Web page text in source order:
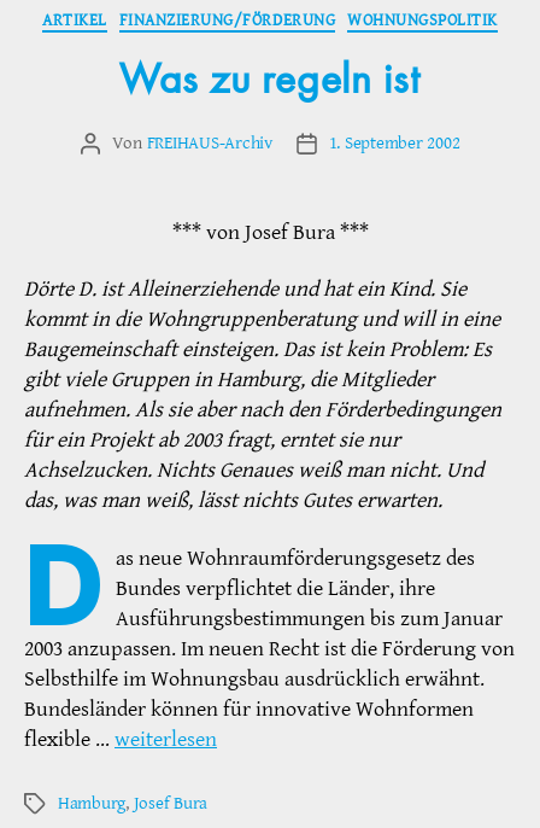
Kategorien
ARTIKEL FINANZIERUNG/FÖRDERUNG WOHNUNGSPOLITIK
Was zu regeln ist
Beitragsautor
Von FREIHAUS-Archiv Veröffentlichungsdatum
1. September 2002
*** von Josef Bura ***
Dörte D. ist Alleinerziehende und hat ein Kind. Sie
kommt in die Wohngruppenberatung und will in eine
Baugemeinschaft einsteigen. Das ist kein Problem: Es
gibt viele Gruppen in Hamburg, die Mitglieder
aufnehmen. Als sie aber nach den Förderbedingungen
für ein Projekt ab 2003 fragt, erntet sie nur
Achselzucken. Nichts Genaues weiß man nicht. Und
das, was man weiß, lässt nichts Gutes erwarten.
D as neue Wohnraumförderungsgesetz des
Bundes verpflichtet die Länder, ihre
Ausführungsbestimmungen bis zum Januar
2003 anzupassen. Im neuen Recht ist die Förderung von
Selbsthilfe im Wohnungsbau ausdrücklich erwähnt.
Bundesländer können für innovative Wohnformen
flexible … weiterlesen
Schlagwörter
Hamburg, Josef Bura